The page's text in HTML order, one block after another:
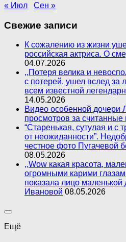
« Июл
Сен »
Свежие записи
К сожалению из жизни
российская актриса. О
04.07.2026
,,Потеря велика и
с потерей, ушел вслед
всем известной
14.05.2026
Видео особенной дочери
просмотров за считанные
“Старенькая, сутулая и с
от неожиданности”.
честное фото Пугачевой
08.05.2026
,,Wow какая красота,
огромными карими
показала лицо маленькой
Ивановой 08.05.2026
Ещё